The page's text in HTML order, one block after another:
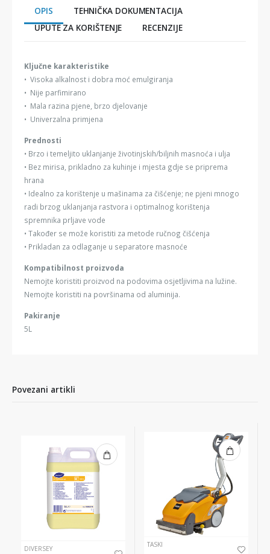
OPIS
TEHNIČKA DOKUMENTACIJA
UPUTE ZA KORIŠTENJE
RECENZIJE
Ključne karakteristike
• Visoka alkalnost i dobra moć emulgiranja
• Nije parfimirano
• Mala razina pjene, brzo djelovanje
• Univerzalna primjena
Prednosti
• Brzo i temeljito uklanjanje životinjskih/biljnih masnoća i ulja
• Bez mirisa, prikladno za kuhinje i mjesta gdje se priprema
hrana
• Idealno za korištenje u mašinama za čišćenje; ne pjeni mnogo
radi brzog uklanjanja rastvora i optimalnog korištenja
spremnika prljave vode
• Također se može koristiti za metode ručnog čišćenja
• Prikladan za odlaganje u separatore masnoće
Kompatibilnost proizvoda
Nemojte koristiti proizvod na podovima osjetljivima na lužine.
Nemojte koristiti na površinama od aluminija.
Pakiranje
5L
Povezani artikli
DIVERSEY TASKI